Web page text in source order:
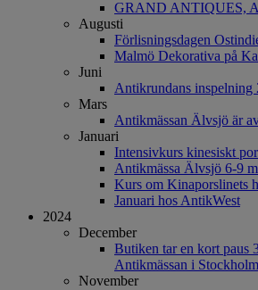
GRAND ANTIQUES,
Augusti
Förlisningsdagen
Malmö Dekorativa på
Juni
Antikrundans inspelning
Mars
Antikmässan Älvsjö är
Januari
Intensivkurs kinesiskt
Antikmässa Älvsjö 6-9
Kurs om Kinaporslinets
Januari hos AntikWest
2024
December
Butiken tar en kort paus
Antikmässan i
November